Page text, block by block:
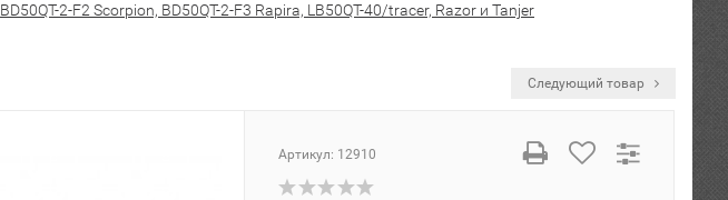
BD50QT-2-F2 Scorpion, BD50QT-2-F3 Rapira, LB50QT-40/tracer, Razor и Tanjer
Следующий товар
Артикул: 12910